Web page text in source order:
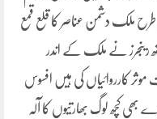
طرح ملک دشمن عناصر کا قلع قمع
رینجرز نے ملک کے اندر
کارروائیاں کی ہیں افسوس
کچھ لوگ بھارتیوں کا آلہ